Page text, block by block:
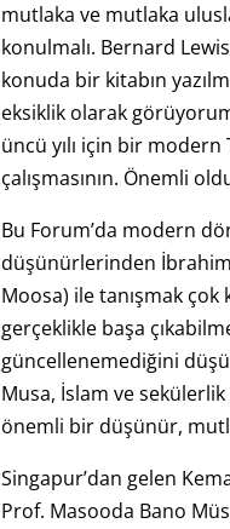
mutlaka ve mutlaka
konulmalı. Bernard
konuda bir kitabın
eksiklik olarak
üncü yılı için bir
çalışmasının. Önemli
Bu Forum’da modern
düşünürlerinden
Moosa) ile tanışmak çok
gerçeklikle başa
güncellenemediğini
Musa, İslam ve
önemli bir düşünür,
Singapur’dan gelen
Prof. Masooda Bano